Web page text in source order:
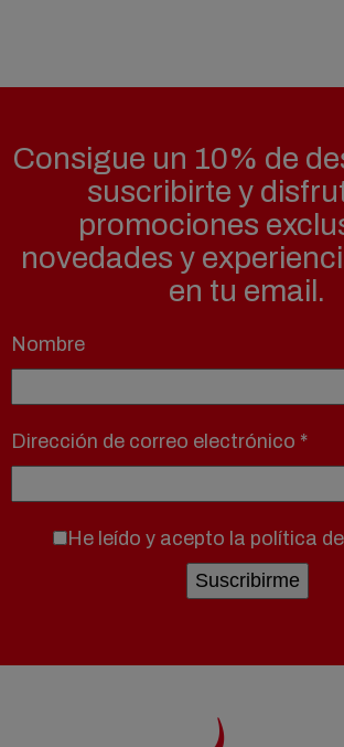
Consigue un 10% de
suscribirte y
promociones
novedades y
en tu email.
Nombre
Dirección de correo electrónico *
He leído y acepto la política